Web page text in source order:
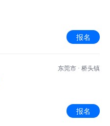
｜家具/家电/玩具/礼品
报名
东莞市 · 桥头镇
报名